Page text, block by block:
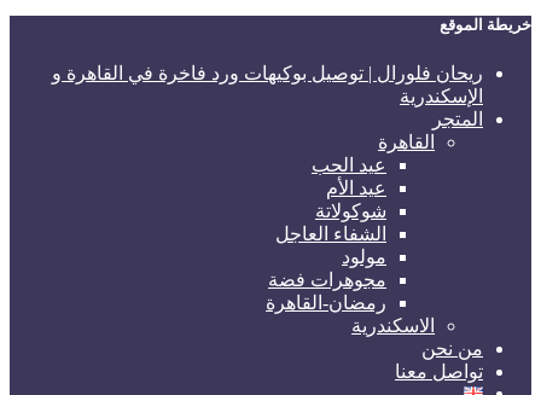
خريطة الموقع
ريحان فلورال | توصيل بوكيهات ورد فاخرة في القاهرة و
الإسكندرية
المتجر
القاهرة
عيد الحب
عيد الأم
شوكولاتة
الشفاء العاجل
مولود
مجوهرات فضة
رمضان-القاهرة
الاسكندرية
من نحن
تواصل معنا